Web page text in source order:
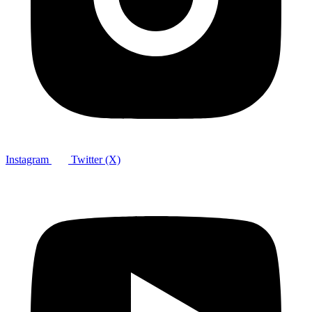
Instagram Twitter (X)